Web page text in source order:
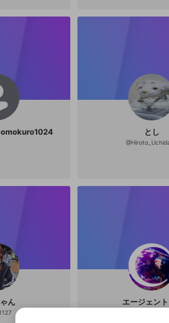
とし
@
ん エージェン
OPENREC.tv アカウントは
ントに移行しました。
新規登
OPENREC.tvアカウントは
トに統合しました。
パーソナルデ
限定コミュニ